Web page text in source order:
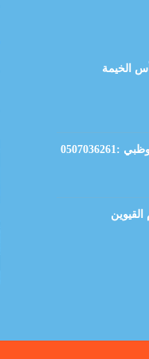
الخيمة